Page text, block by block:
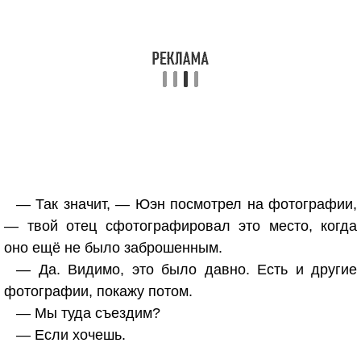
— Так значит, — Юэн посмотрел на фотографии,
— твой отец сфотографировал это место, когда
оно ещё не было заброшенным.
— Да. Видимо, это было давно. Есть и другие
фотографии, покажу потом.
— Мы туда съездим?
— Если хочешь.